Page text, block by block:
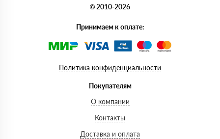
© 2010-2026
Принимаем к оплате:
Политика конфиденциальности
Покупателям
О компании
Контакты
Доставка и оплата